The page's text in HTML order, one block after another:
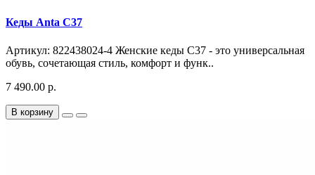
Кеды Anta C37
Артикул: 822438024-4 Женские кеды C37 - это универсальная
обувь, сочетающая стиль, комфорт и функ..
7 490.00 р.
В корзину